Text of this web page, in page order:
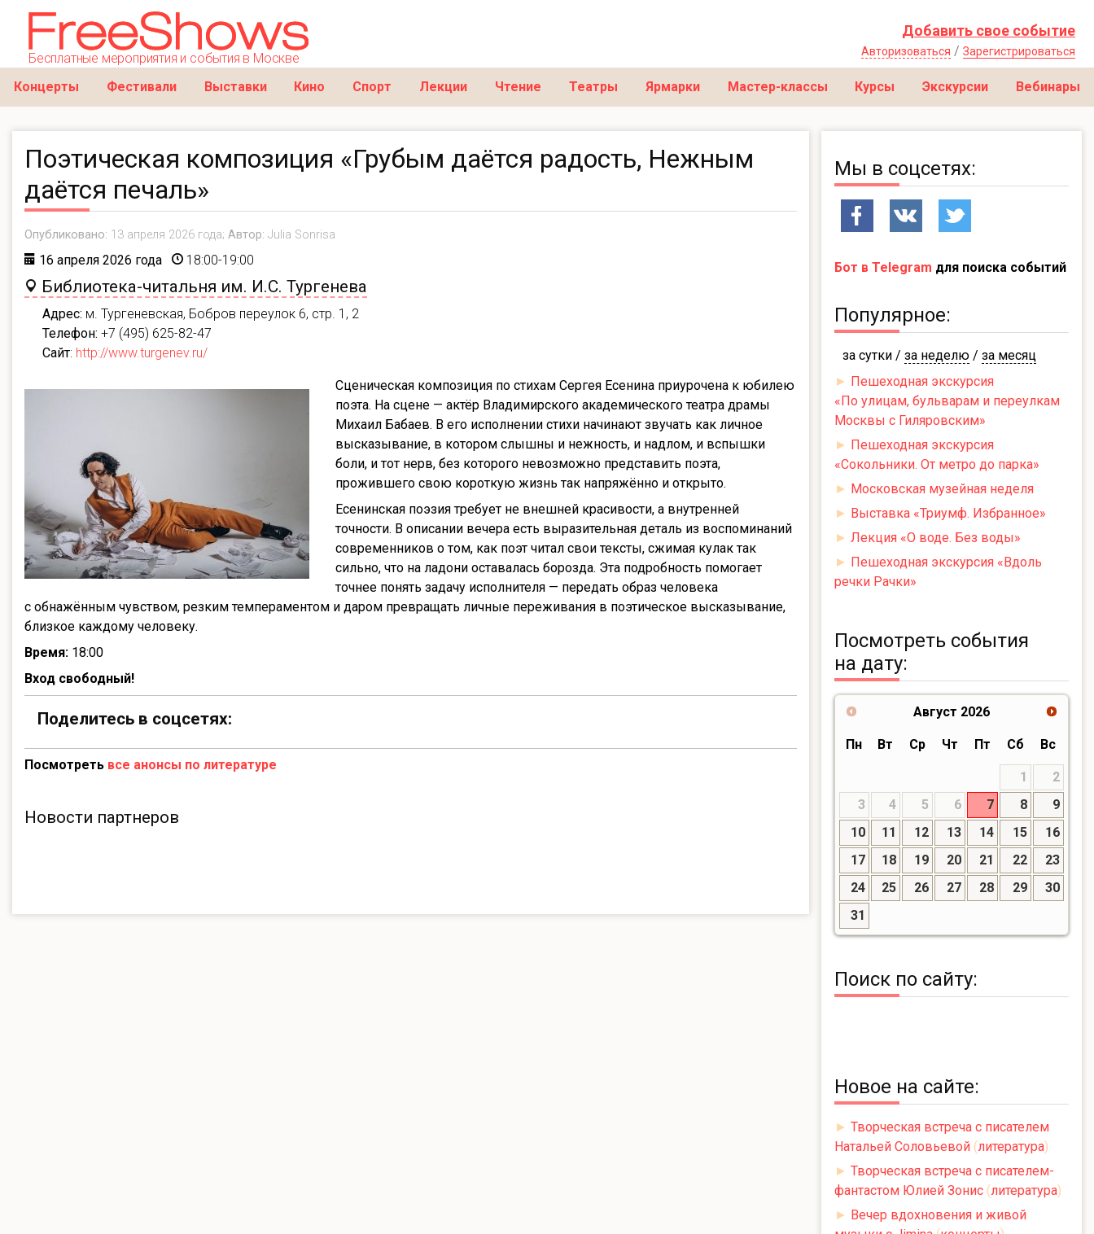
Бесплатные мероприятия и события в Москве
Добавить свое событие
Авторизоваться / Зарегистрироваться
Концерты Фестивали Выставки Кино Спорт Лекции Чтение Театры Ярмарки Мастер-классы Курсы Экскурсии Вебинары
Поэтическая композиция «Грубым даётся радость, Нежным
даётся печаль»
Опубликовано: 13 апреля 2026 года; Автор: Julia Sonrisa
16 апреля 2026 года 18:00-19:00
Библиотека-читальня им. И.С. Тургенева
Адрес: м. Тургеневская, Бобров переулок 6, стр. 1, 2
Телефон: +7 (495) 625-82-47
Сайт: http://www.turgenev.ru/
Сценическая композиция по стихам Сергея Есенина приурочена к юбилею
поэта. На сцене — актёр Владимирского академического театра драмы
Михаил Бабаев. В его исполнении стихи начинают звучать как личное
высказывание, в котором слышны и нежность, и надлом, и вспышки
боли, и тот нерв, без которого невозможно представить поэта,
прожившего свою короткую жизнь так напряжённо и открыто.
Есенинская поэзия требует не внешней красивости, а внутренней
точности. В описании вечера есть выразительная деталь из воспоминаний
современников о том, как поэт читал свои тексты, сжимая кулак так
сильно, что на ладони оставалась борозда. Эта подробность помогает
точнее понять задачу исполнителя — передать образ человека
с обнажённым чувством, резким темпераментом и даром превращать личные переживания в поэтическое высказывание,
близкое каждому человеку.
Время: 18:00
Вход свободный!
Поделитесь в соцсетях:
Посмотреть все анонсы по литературе
Новости партнеров
Мы в соцсетях:
Бот в Telegram для поиска событий
Популярное:
за сутки / за неделю / за месяц
► Пешеходная экскурсия
«По улицам, бульварам и переулкам
Москвы с Гиляровским»
► Пешеходная экскурсия
«Сокольники. От метро до парка»
► Московская музейная неделя
► Выставка «Триумф. Избранное»
► Лекция «О воде. Без воды»
► Пешеходная экскурсия «Вдоль
речки Рачки»
Посмотреть события
на дату:
Август 2026
Пн Вт Ср Чт Пт Сб Вс
1
2
3
4 5 6 7 8
9
10
11 12 13 14 15
16
17
18 19 20 21 22
23
24
25 26 27 28 29
30
31
Поиск по сайту:
Новое на сайте:
► Творческая встреча с писателем
Натальей Соловьевой (литература)
► Творческая встреча с писателем-
фантастом Юлией Зонис (литература)
► Вечер вдохновения и живой